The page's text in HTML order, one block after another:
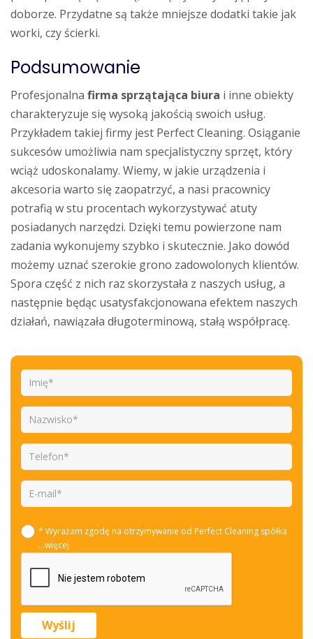
doborze. Przydatne są także mniejsze dodatki takie jak
worki, czy ścierki.
Podsumowanie
Profesjonalna firma sprzątająca biura i inne obiekty
charakteryzuje się wysoką jakością swoich usług.
Przykładem takiej firmy jest Perfect Cleaning. Osiąganie
sukcesów umożliwia nam specjalistyczny sprzęt, który
wciąż udoskonalamy. Wiemy, w jakie urządzenia i
akcesoria warto się zaopatrzyć, a nasi pracownicy
potrafią w stu procentach wykorzystywać atuty
posiadanych narzędzi. Dzięki temu powierzone nam
zadania wykonujemy szybko i skutecznie. Jako dowód
możemy uznać szerokie grono zadowolonych klientów.
Spora część z nich raz skorzystała z naszych usług, a
następnie będąc usatysfakcjonowana efektem naszych
działań, nawiązała długoterminową, stałą współpracę.
* Wyrażam zgodę na otrzymywanie od Perfect Cleaning spółka
...więcej